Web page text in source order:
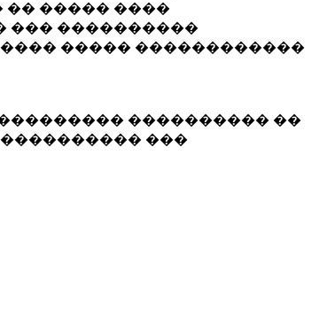
����� ����
��� ����������
����� ������������
���������� ��
���